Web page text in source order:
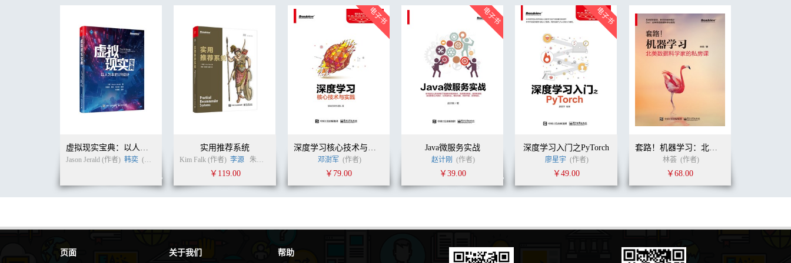
4.3.4 软投票法 68
4.3.5 理论探讨 70
4.4 学习结合法 76
4.4.1 Stacking 76
4.4.2 无限集成 78
4.5 其他结合方法 79
4.5.1 代数法 80
4.6.1 纠错输出编码法 82
4.6.2 动态分类器选择法 85
4.7 拓展阅读 87
5.2.1 误差-分歧分解 92
5.2.2 偏差-方差-协方差分解 94
Jason Jerald (作者) 韩奕 (译者)
实用推荐系统
Kim Falk (作者) 李源 朱罡罡
￥119.00
邓澍军 (作者)
￥79.00
Java微服务实战
赵计刚 (作者)
￥39.00
深度学习入门之PyTorch
廖星宇 (作者)
￥49.00
套路！机器学习：北美数据科学家的私房课
林荟 (作者)
￥68.00
页面 关于我们 帮助